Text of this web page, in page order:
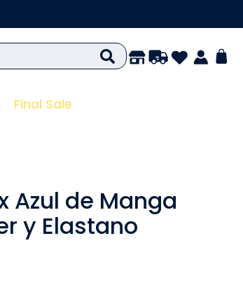
Final Sale
Azul de Manga
y Elastano